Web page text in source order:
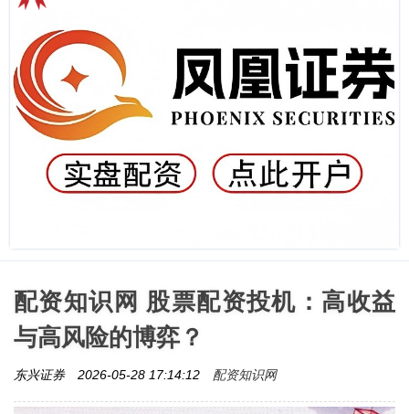
配资知识网 股票配资投机：高收益
与高风险的博弈？
东兴证券 2026-05-28 17:14:12 配资知识网